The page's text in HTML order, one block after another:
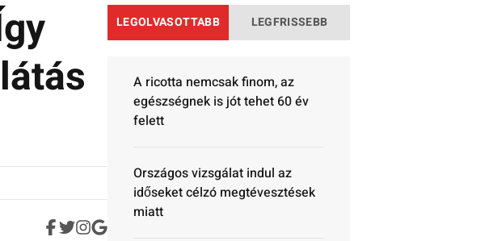
LEGOLVASOTTABB LEGFRISSEBB
A ricotta nemcsak finom, az
egészségnek is jót tehet 60 év
felett
Országos vizsgálat indul az
időseket célzó megtévesztések
miatt